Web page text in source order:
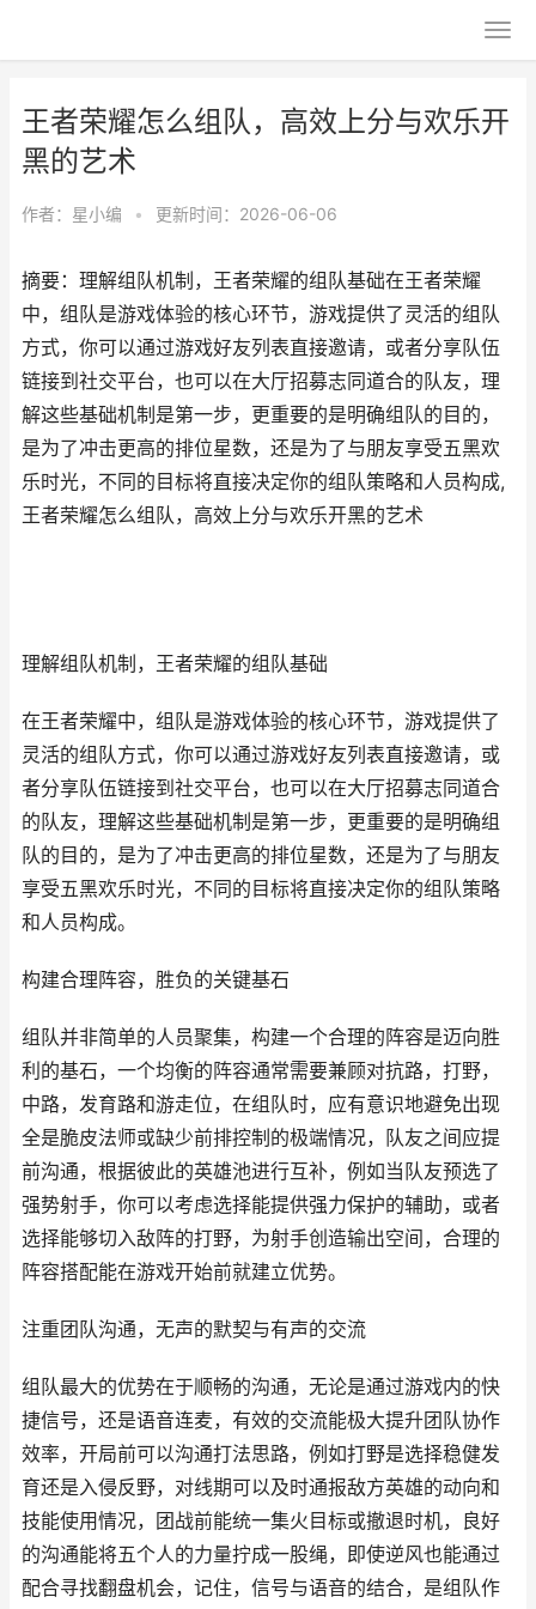
王者荣耀怎么组队，高效上分与欢乐开
黑的艺术
作者： 星小编 • 更新时间：2026-06-06
摘要：理解组队机制，王者荣耀的组队基础在王者荣耀
中，组队是游戏体验的核心环节，游戏提供了灵活的组队
方式，你可以通过游戏好友列表直接邀请，或者分享队伍
链接到社交平台，也可以在大厅招募志同道合的队友，理
解这些基础机制是第一步，更重要的是明确组队的目的，
是为了冲击更高的排位星数，还是为了与朋友享受五黑欢
乐时光，不同的目标将直接决定你的组队策略和人员构成,
王者荣耀怎么组队，高效上分与欢乐开黑的艺术
理解组队机制，王者荣耀的组队基础
在王者荣耀中，组队是游戏体验的核心环节，游戏提供了
灵活的组队方式，你可以通过游戏好友列表直接邀请，或
者分享队伍链接到社交平台，也可以在大厅招募志同道合
的队友，理解这些基础机制是第一步，更重要的是明确组
队的目的，是为了冲击更高的排位星数，还是为了与朋友
享受五黑欢乐时光，不同的目标将直接决定你的组队策略
和人员构成。
构建合理阵容，胜负的关键基石
组队并非简单的人员聚集，构建一个合理的阵容是迈向胜
利的基石，一个均衡的阵容通常需要兼顾对抗路，打野，
中路，发育路和游走位，在组队时，应有意识地避免出现
全是脆皮法师或缺少前排控制的极端情况，队友之间应提
前沟通，根据彼此的英雄池进行互补，例如当队友预选了
强势射手，你可以考虑选择能提供强力保护的辅助，或者
选择能够切入敌阵的打野，为射手创造输出空间，合理的
阵容搭配能在游戏开始前就建立优势。
注重团队沟通，无声的默契与有声的交流
组队最大的优势在于顺畅的沟通，无论是通过游戏内的快
捷信号，还是语音连麦，有效的交流能极大提升团队协作
效率，开局前可以沟通打法思路，例如打野是选择稳健发
育还是入侵反野，对线期可以及时通报敌方英雄的动向和
技能使用情况，团战前能统一集火目标或撤退时机，良好
的沟通能将五个人的力量拧成一股绳，即使逆风也能通过
配合寻找翻盘机会，记住，信号与语音的结合，是组队作